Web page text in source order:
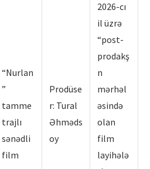
“Nurlan
”
tamme
trajlı
sənədli
film
Prodüse
r: Tural
Əhməds
oy
2026-cı
il üzrə
“post-
prodakş
n
mərhəl
əsində
olan
film
layihələ